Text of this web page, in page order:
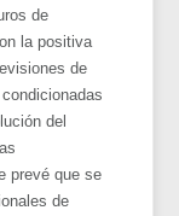
de
la positiva
de
del
prevé que se
de